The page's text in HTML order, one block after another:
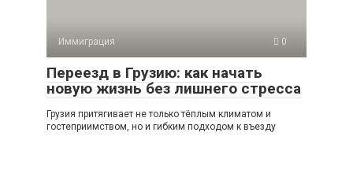
Иммиграция 0
Переезд в Грузию: как начать
новую жизнь без лишнего стресса
Грузия притягивает не только тёплым климатом и
гостеприимством, но и гибким подходом к въезду